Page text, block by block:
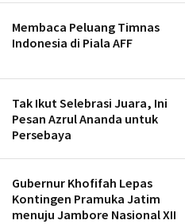
Membaca Peluang Timnas
Indonesia di Piala AFF
Tak Ikut Selebrasi Juara, Ini
Pesan Azrul Ananda untuk
Persebaya
Gubernur Khofifah Lepas
Kontingen Pramuka Jatim
menuju Jambore Nasional XII